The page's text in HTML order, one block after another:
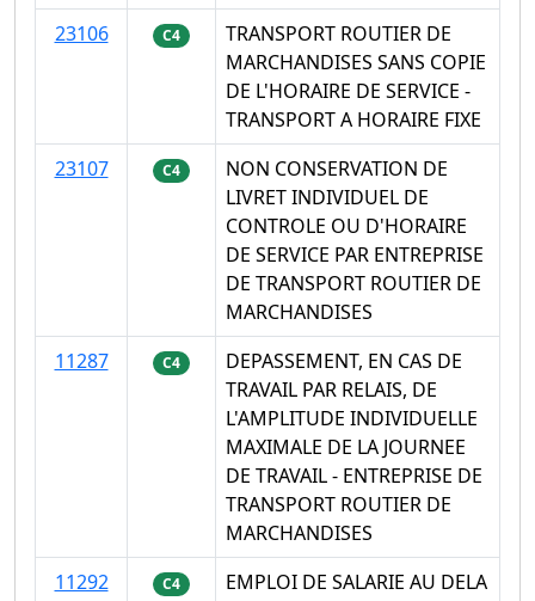
23106
C4
TRANSPORT ROUTIER DE
MARCHANDISES SANS COPIE
DE L'HORAIRE DE SERVICE -
TRANSPORT A HORAIRE FIXE
23107
C4
NON CONSERVATION DE
LIVRET INDIVIDUEL DE
CONTROLE OU D'HORAIRE
DE SERVICE PAR ENTREPRISE
DE TRANSPORT ROUTIER DE
MARCHANDISES
11287
C4
DEPASSEMENT, EN CAS DE
TRAVAIL PAR RELAIS, DE
L'AMPLITUDE INDIVIDUELLE
MAXIMALE DE LA JOURNEE
DE TRAVAIL - ENTREPRISE DE
TRANSPORT ROUTIER DE
MARCHANDISES
11292
C4
EMPLOI DE SALARIE AU DELA